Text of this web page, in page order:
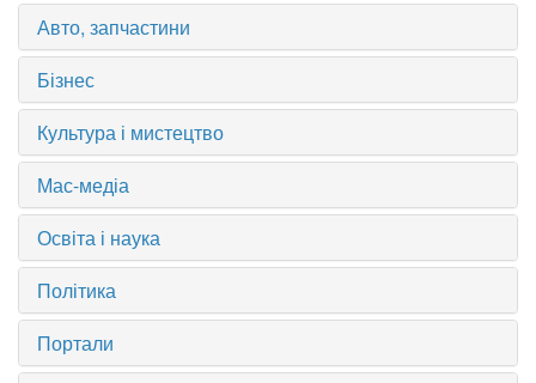
Авто, запчастини
Бізнес
Культура і мистецтво
Мас-медіа
Освіта і наука
Політика
Портали